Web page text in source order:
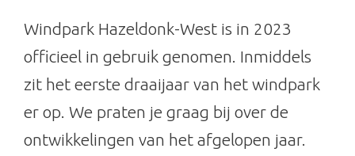
Windpark Hazeldonk-West is in 2023
officieel in gebruik genomen. Inmiddels
zit het eerste draaijaar van het windpark
er op. We praten je graag bij over de
ontwikkelingen van het afgelopen jaar.